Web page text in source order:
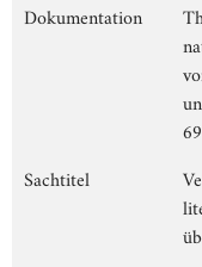
Dokumentation
69
Sachtitel